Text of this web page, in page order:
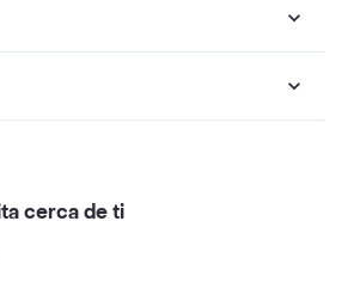
cerca de ti